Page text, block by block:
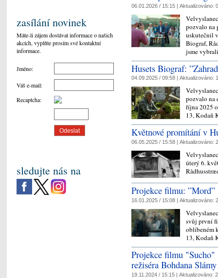
06.01.2026 / 15:15 | Aktualizováno:
pozvalo na
uskutečnil
Biograf,
jsme
Husets Biograf:
04.09.2025 / 09:58 | Aktualizováno:
pozvalo na
října 2025
13, Kodaň
Květnové promítání v
06.05.2025 / 15:58 | Aktualizováno:
úterý 6.
Projekce filmu:
16.01.2025 / 15:08 | Aktualizováno:
svůj první
oblíbeném
13, Kodaň
Projekce filmu "Sucho"
režiséra Bohdana Slámy
19.11.2024 / 15:15 | Aktualizováno:
zasílání novinek
Máte-li zájem dostávat informace o našich
akcích, vyplňte prosím své kontaktní
informace.
Jméno:
Váš e-mail:
Recaptcha:
sledujte nás na